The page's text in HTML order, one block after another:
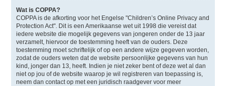
Wat is COPPA?
COPPA is de afkorting voor het Engelse "Children’s Online Privacy and
Protection Act". Dit is een Amerikaanse wet uit 1998 die vereist dat
iedere website die mogelijk gegevens van jongeren onder de 13 jaar
verzamelt, hiervoor de toestemming heeft van de ouders. Deze
toestemming moet schriftelijk of op een andere wijze gegeven worden,
zodat de ouders weten dat de website persoonlijke gegevens van hun
kind, jonger dan 13, heeft. Indien je niet zeker bent of deze wet al dan
niet op jou of de website waarop je wil registreren van toepassing is,
neem dan contact op met een juridisch raadgever voor meer